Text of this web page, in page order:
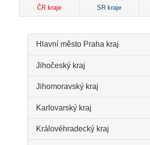
ČR kraje SR kraje
Hlavní město Praha kraj
Jihočeský kraj
Jihomoravský kraj
Karlovarský kraj
Královéhradecký kraj